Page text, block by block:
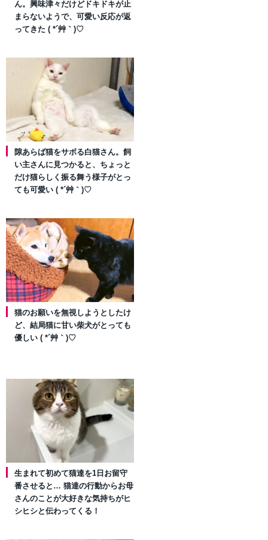
ん。興味津々だけどドキドキが止
まらないようで、可愛い反応が返
ってきた ( *´艸｀)♡
隙あらば猫をサボる白猫さん。飼
い主さんに見つかると、ちょっと
だけ猫らしく振る舞う様子がとっ
ても可愛い ( *´艸｀)♡
猫のお願いを無視しようとしたけ
ど、結局猫に甘い柴犬がとっても
優しい ( *´艸｀)♡
生まれて初めて猫達を1日お留守
番させると… 猫達の行動からお母
さんのことが大好きな気持ちがヒ
シヒシと伝わってくる！